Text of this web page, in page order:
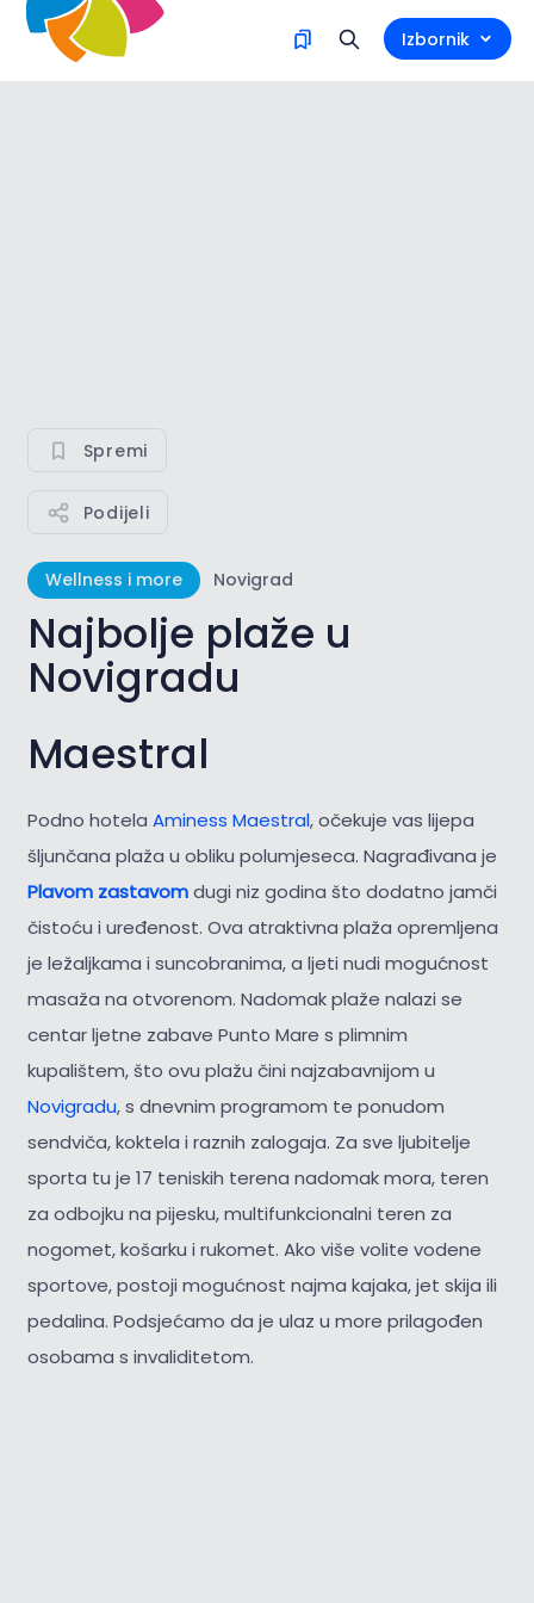
Izbornik
Spremi
Podijeli
Wellness i more Novigrad
Najbolje plaže u
Novigradu
Maestral
Podno hotela Aminess Maestral, očekuje vas lijepa
šljunčana plaža u obliku polumjeseca. Nagrađivana je
Plavom zastavomdugi niz godina što dodatno jamči
čistoću i uređenost. Ova atraktivna plaža opremljena
je ležaljkama i suncobranima, a ljeti nudi mogućnost
masaža na otvorenom. Nadomak plaže nalazi se
centar ljetne zabave Punto Mare s plimnim
kupalištem, što ovu plažu čini najzabavnijom u
Novigradu, s dnevnim programom te ponudom
sendviča, koktela i raznih zalogaja. Za sve ljubitelje
sporta tu je 17 teniskih terena nadomak mora, teren
za odbojku na pijesku, multifunkcionalni teren za
nogomet, košarku i rukomet. Ako više volite vodene
sportove, postoji mogućnost najma kajaka, jet skija ili
pedalina. Podsjećamo da je ulaz u more prilagođen
osobama s invaliditetom.